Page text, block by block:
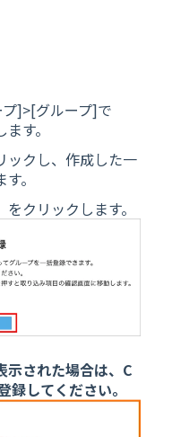
]>[グループ]で
す。
ックし、作成した一
。
クリックします。
された場合は、C
録してください。